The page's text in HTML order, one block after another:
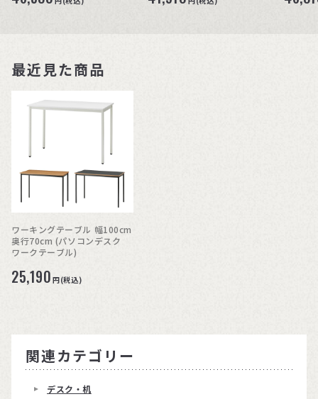
最近見た商品
ワーキングテーブル 幅100cm
奥行70cm (パソコンデスク
ワークテーブル)
25,190 円(税込)
関連カテゴリー
デスク・机